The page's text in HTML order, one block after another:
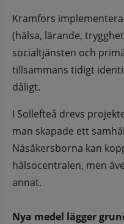
Kramfors
(hälsa, lärande,
socialtjänsten och
tillsammans tidigt
dåligt.
I Sollefteå drevs
man skapade ett
Näsåkersborna kan
hälsocentralen, men
annat.
Nya medel lägger